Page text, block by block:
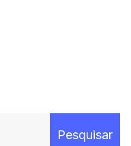
Pesquisar